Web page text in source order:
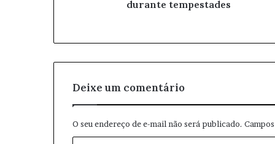
a
durante tempestades
Deixe um comentário
O seu endereço de e-mail não será publicado.